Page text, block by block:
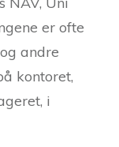
er ofte
andre
kontoret,
i